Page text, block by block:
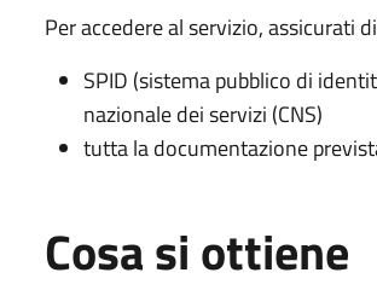
Per accedere al servizio, assicurati
SPID (sistema pubblico di
nazionale dei servizi (CNS)
tutta la documentazione
Cosa si ottiene